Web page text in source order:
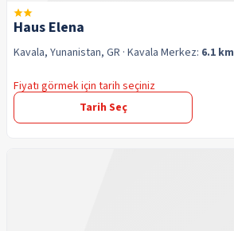
Haus Elena
Kavala, Yunanistan, GR · Kavala Merkez: 6.1 km
Fiyatı görmek için tarih seçiniz
Tarih Seç